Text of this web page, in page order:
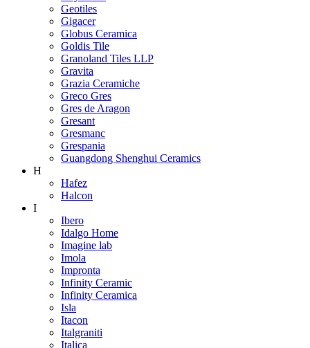
Geotiles
Gigacer
Globus Ceramica
Goldis Tile
Granoland Tiles LLP
Gravita
Grazia Ceramiche
Greco Gres
Gres de Aragon
Gresant
Gresmanc
Grespania
Guangdong Shenghui Ceramics
H
Hafez
Halcon
I
Ibero
Idalgo Home
Imagine lab
Imola
Impronta
Infinity Ceramic
Infinity Ceramica
Isla
Itacon
Italgraniti
Italica